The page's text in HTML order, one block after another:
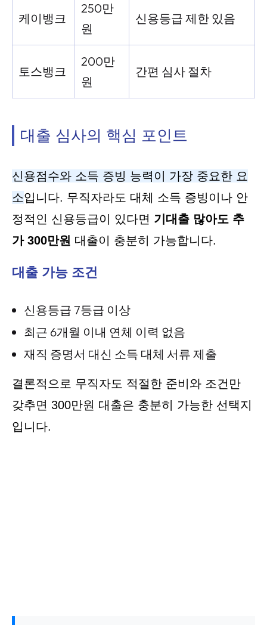
케이뱅크
250만
원
신용등급 제한 있음
토스뱅크
200만
원
간편 심사 절차
대출 심사의 핵심 포인트
신용점수와 소득 증빙 능력이 가장 중요한 요
소입니다. 무직자라도 대체 소득 증빙이나 안
정적인 신용등급이 있다면 기대출 많아도 추
가 300만원 대출이 충분히 가능합니다.
대출 가능 조건
신용등급 7등급 이상
최근 6개월 이내 연체 이력 없음
재직 증명서 대신 소득 대체 서류 제출
결론적으로 무직자도 적절한 준비와 조건만
갖추면 300만원 대출은 충분히 가능한 선택지
입니다.